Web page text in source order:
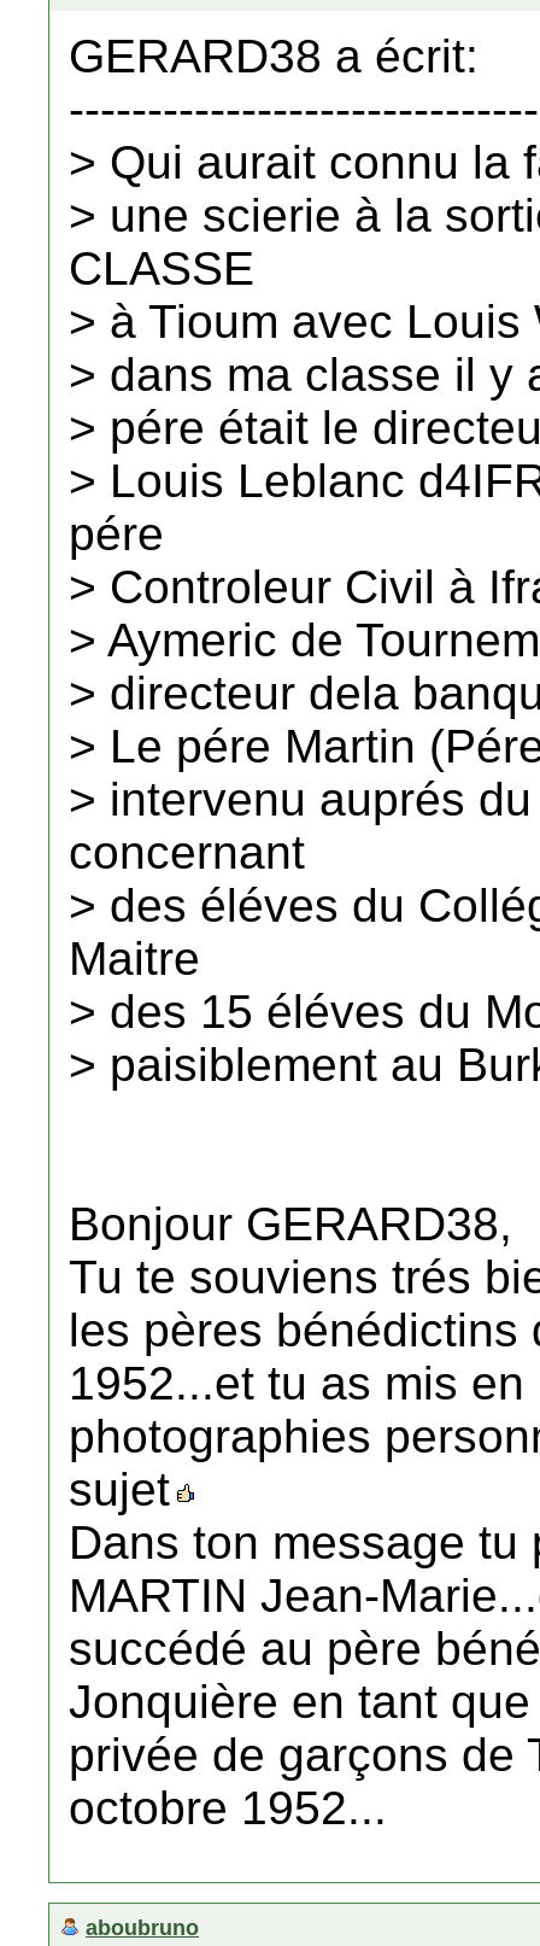
GERARD38 a écrit:
> Qui aurait connu la
> une scierie à la
CLASSE
> à Tioum avec
> dans ma classe il y
> pére était le
> Louis Leblanc
pére
> Controleur Civil à
> Aymeric de
> directeur dela
> Le pére Martin
> intervenu auprés
concernant
> des éléves du
Maitre
> des 15 éléves du
> paisiblement au
Bonjour GERARD38,
Tu te souviens trés
les pères bénédictins
1952...et tu as mis
photographies
sujet
Dans ton message
MARTIN Jean-
succédé au père
Jonquière en tant
privée de garçons de
octobre 1952...
aboubruno